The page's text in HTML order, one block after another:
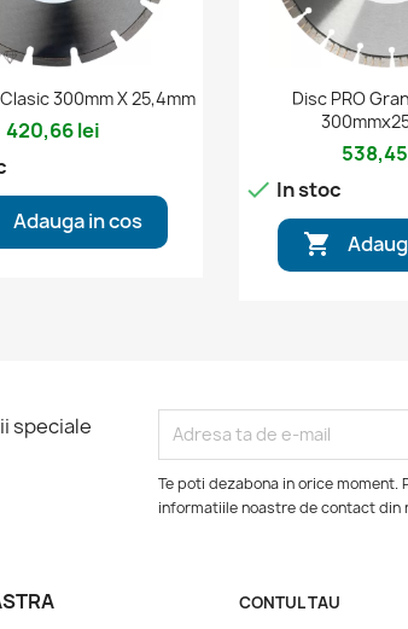
rapida
300mm X 25,4mm
420,66 lei
Adauga in cos

Disc PRO
 In stoc

speciale
Te poti dezabona in orice
informatiile noastre de contact din
CONTUL TAU